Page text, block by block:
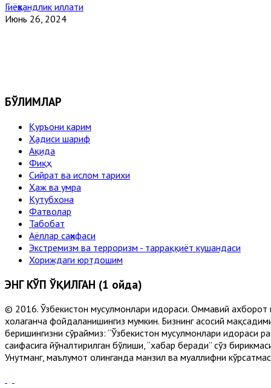
Гиёҳвандлик иллати
Июнь 26, 2024
БЎЛИМЛАР
Қуръони карим
Ҳадиси шариф
Ақида
Фиқҳ
Сийрат ва ислом тарихи
Ҳаж ва умра
Кутубхона
Фатволар
Табобат
Аёллар саҳифаси
Экстремизм ва терроризм - тарраққиёт кушандаси
Хориждаги юртдошим
ЭНГ КЎП ЎҚИЛГАН (1 ойда)
© 2016. Ўзбекистон мусулмонлари идораси. Оммавий ахборот
хоҳлаганча фойдаланишингиз мумкин. Бизнинг асосий
беришингизни сўраймиз: “Ўзбекистон мусулмонлари идораси
саҳифасига йўналтирилган бўлиши, “хабар беради” сўз
Унутманг, маълумот олинганда манзил ва муаллифни